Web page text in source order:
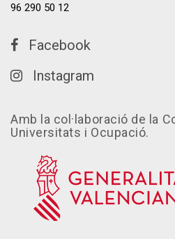
96 290 50 12
Facebook
Instagram
Amb la col·laboració de la
Universitats i Ocupació.